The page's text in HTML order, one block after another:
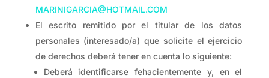
MARINIGARCIA@HOTMAIL.COM
El escrito remitido por el titular de los datos
personales (interesado/a) que solicite el ejercicio
de derechos deberá tener en cuenta lo siguiente:
Deberá identificarse fehacientemente y, en el